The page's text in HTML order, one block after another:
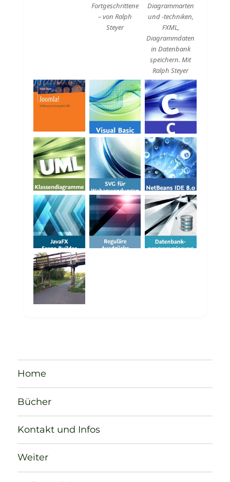
Fortgeschrittene
– von Ralph
Steyer
Diagrammarten
und -techniken,
FXML,
Diagrammdaten
in Datenbank
speichern. Mit
Ralph Steyer
Home
Bücher
Kontakt und Infos
Weiter